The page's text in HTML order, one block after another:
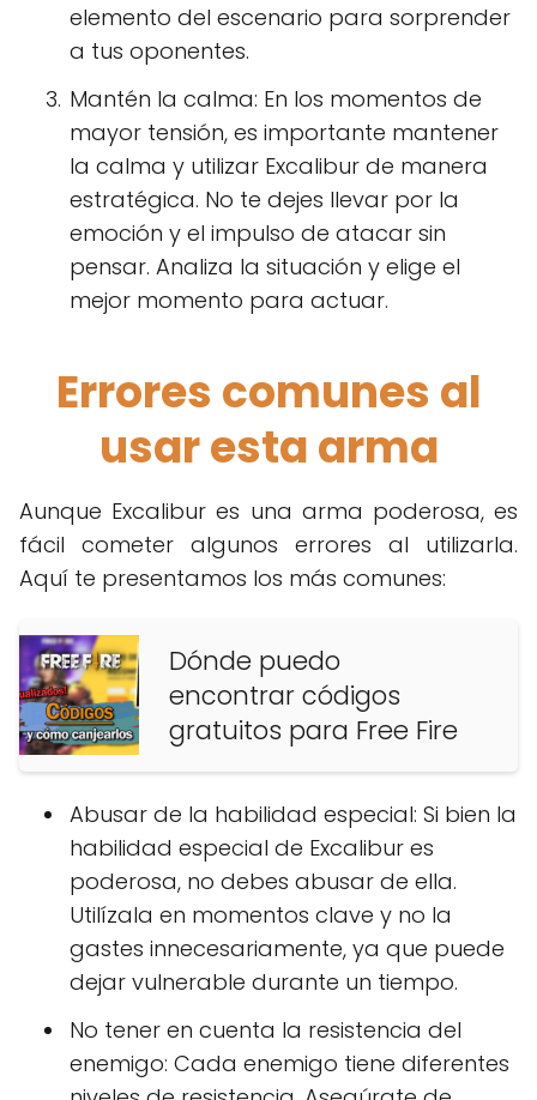
elemento del escenario para sorprender
a tus oponentes.
Mantén la calma: En los momentos de
mayor tensión, es importante mantener
la calma y utilizar Excalibur de manera
estratégica. No te dejes llevar por la
emoción y el impulso de atacar sin
pensar. Analiza la situación y elige el
mejor momento para actuar.
Errores comunes al
usar esta arma
Aunque Excalibur es una arma poderosa, es
fácil cometer algunos errores al utilizarla.
Aquí te presentamos los más comunes:
Dónde puedo
encontrar códigos
gratuitos para Free Fire
Abusar de la habilidad especial: Si bien la
habilidad especial de Excalibur es
poderosa, no debes abusar de ella.
Utilízala en momentos clave y no la
gastes innecesariamente, ya que puede
dejar vulnerable durante un tiempo.
No tener en cuenta la resistencia del
enemigo: Cada enemigo tiene diferentes